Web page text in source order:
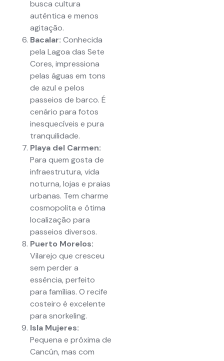
busca cultura
autêntica e menos
agitação.
Bacalar: Conhecida
pela Lagoa das Sete
Cores, impressiona
pelas águas em tons
de azul e pelos
passeios de barco. É
cenário para fotos
inesquecíveis e pura
tranquilidade.
Playa del Carmen:
Para quem gosta de
infraestrutura, vida
noturna, lojas e praias
urbanas. Tem charme
cosmopolita e ótima
localização para
passeios diversos.
Puerto Morelos:
Vilarejo que cresceu
sem perder a
essência, perfeito
para famílias. O recife
costeiro é excelente
para snorkeling.
Isla Mujeres:
Pequena e próxima de
Cancún, mas com